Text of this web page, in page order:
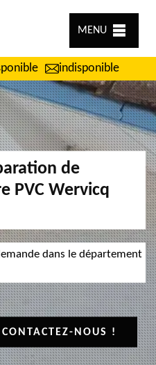
MENU
indisponible
de
PVC Wervicq
dans le département
CONTACTEZ-NOUS !